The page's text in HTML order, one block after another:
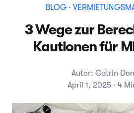
BLOG·
3 Wege zur
Kautionen für
Autor: Catrin
April 1, 2025 · 4